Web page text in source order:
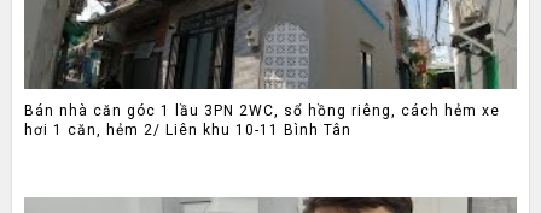
Bán nhà căn góc 1 lầu 3PN 2WC, sổ hồng riêng, cách hẻm xe
hơi 1 căn, hẻm 2/ Liên khu 10-11 Bình Tân